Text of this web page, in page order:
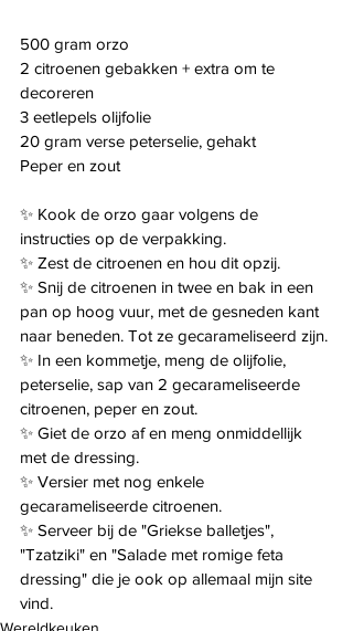
500 gram orzo
2 citroenen gebakken + extra om te
decoreren
3 eetlepels olijfolie
20 gram verse peterselie, gehakt
Peper en zout
✨️ Kook de orzo gaar volgens de
instructies op de verpakking.
✨️ Zest de citroenen en hou dit opzij.
✨️ Snij de citroenen in twee en bak in een
pan op hoog vuur, met de gesneden kant
naar beneden. Tot ze gecarameliseerd zijn.
✨️ In een kommetje, meng de olijfolie,
peterselie, sap van 2 gecarameliseerde
citroenen, peper en zout.
✨️ Giet de orzo af en meng onmiddellijk
met de dressing.
✨️ Versier met nog enkele
gecarameliseerde citroenen.
✨️ Serveer bij de "Griekse balletjes",
"Tzatziki" en "Salade met romige feta
dressing" die je ook op allemaal mijn site
vind.